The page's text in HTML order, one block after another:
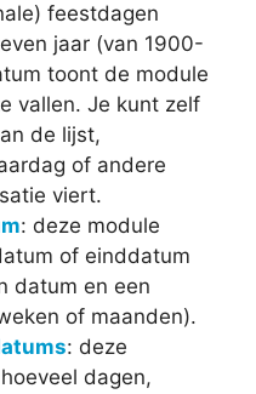
feestdagen
jaar (van 1900-
toont de module
vallen. Je kunt zelf
de lijst,
of andere
viert.
: deze module
of einddatum
datum en een
of maanden).
: deze
dagen,